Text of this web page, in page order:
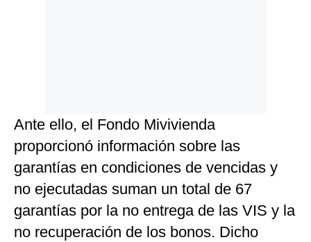
Ante ello, el Fondo Mivivienda
proporcionó información sobre las
garantías en condiciones de vencidas y
no ejecutadas suman un total de 67
garantías por la no entrega de las VIS y la
no recuperación de los bonos. Dicho